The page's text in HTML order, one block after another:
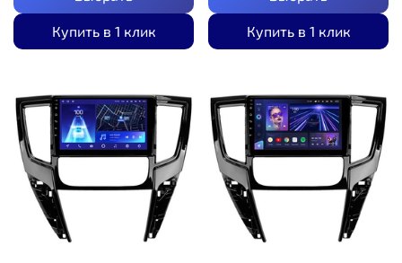
Купить в 1 клик Купить в 1 клик